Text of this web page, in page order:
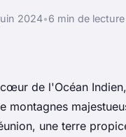
2024•6 min de lecture
de l'Océan
une terre